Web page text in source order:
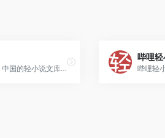
轻之文库，中国的轻小说文库。让我们在二次元的世界里一同创作有趣的故事！定期举办轻小说新人赏，提供APP下载。
哔哩